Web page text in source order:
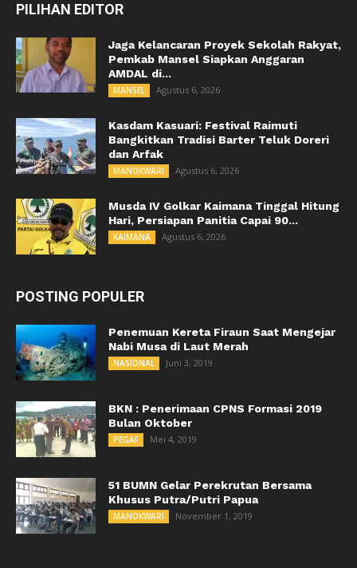
PILIHAN EDITOR
Jaga Kelancaran Proyek Sekolah Rakyat,
Pemkab Mansel Siapkan Anggaran
AMDAL di...
MANSEL Agustus 6, 2026
Kasdam Kasuari: Festival Raimuti
Bangkitkan Tradisi Barter Teluk Doreri
dan Arfak
MANOKWARI Agustus 6, 2026
Musda IV Golkar Kaimana Tinggal Hitung
Hari, Persiapan Panitia Capai 90...
KAIMANA Agustus 6, 2026
POSTING POPULER
Penemuan Kereta Firaun Saat Mengejar
Nabi Musa di Laut Merah
NASIONAL Juni 3, 2019
BKN : Penerimaan CPNS Formasi 2019
Bulan Oktober
PEGAF Mei 4, 2019
51 BUMN Gelar Perekrutan Bersama
Khusus Putra/Putri Papua
MANOKWARI November 1, 2019